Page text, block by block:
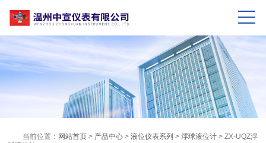
当前位置： 网站首页 > 产品中心 >液位仪表系列 >浮球液位计 > ZX-UQZ浮